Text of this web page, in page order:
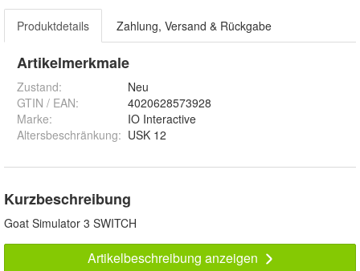
Produktdetails Zahlung, Versand & Rückgabe
Artikelmerkmale
Zustand:
Neu
GTIN / EAN:
4020628573928
Marke:
IO Interactive
Altersbeschränkung: USK 12
Kurzbeschreibung
Goat Simulator 3 SWITCH
Artikelbeschreibung anzeigen